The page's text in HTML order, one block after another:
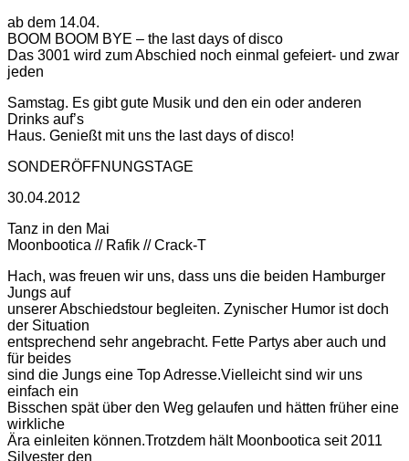
ab dem 14.04.
BOOM BOOM BYE – the last days of disco
Das 3001 wird zum Abschied noch einmal gefeiert- und zwar
jeden
Samstag. Es gibt gute Musik und den ein oder anderen
Drinks auf’s
Haus. Genießt mit uns the last days of disco!
SONDERÖFFNUNGSTAGE
30.04.2012
Tanz in den Mai
Moonbootica // Rafik // Crack-T
Hach, was freuen wir uns, dass uns die beiden Hamburger
Jungs auf
unserer Abschiedstour begleiten. Zynischer Humor ist doch
der Situation
entsprechend sehr angebracht. Fette Partys aber auch und
für beides
sind die Jungs eine Top Adresse.Vielleicht sind wir uns
einfach ein
Bisschen spät über den Weg gelaufen und hätten früher eine
wirkliche
Ära einleiten können.Trotzdem hält Moonbootica seit 2011
Silvester den